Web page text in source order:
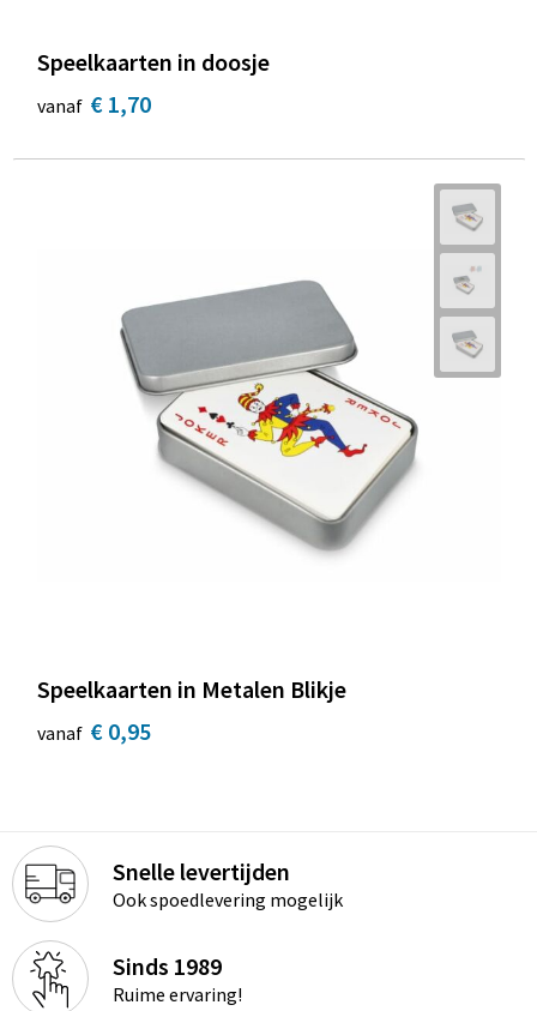
Speelkaarten in doosje
vanaf € 1,70
Speelkaarten in Metalen Blikje
vanaf € 0,95
Snelle levertijden
Ook spoedlevering mogelijk
Sinds 1989
Ruime ervaring!